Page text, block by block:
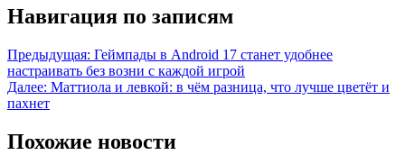
Навигация по записям
Предыдущая: Геймпады в Android 17 станет удобнее
настраивать без возни с каждой игрой
Далее: Маттиола и левкой: в чём разница, что лучше цветёт и
пахнет
Похожие новости